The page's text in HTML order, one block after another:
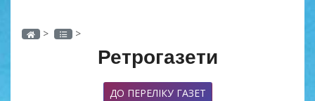
> >
Ретрогазети
ДО ПЕРЕЛІКУ ГАЗЕТ